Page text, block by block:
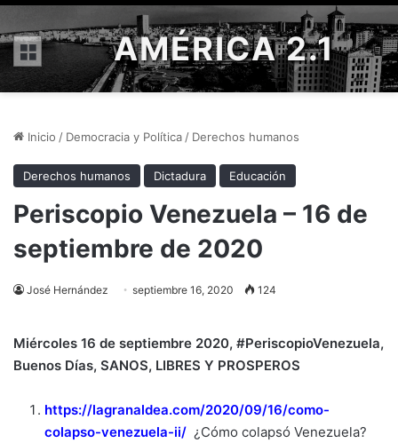
Menú AMÉRICA 2.1
Inicio / Democracia y Política / Derechos humanos
Derechos humanos Dictadura Educación
Periscopio Venezuela – 16 de
septiembre de 2020
José Hernández septiembre 16, 2020 124
Miércoles 16 de septiembre 2020, #PeriscopioVenezuela,
Buenos Días, SANOS, LIBRES Y PROSPEROS
https://lagranaldea.com/2020/09/16/como-
colapso-venezuela-ii/ ¿Cómo colapsó Venezuela?